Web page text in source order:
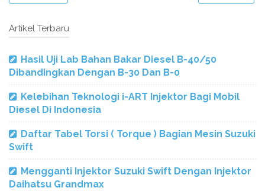
Artikel Terbaru
Hasil Uji Lab Bahan Bakar Diesel B-40/50
Dibandingkan Dengan B-30 Dan B-0
Kelebihan Teknologi i-ART Injektor Bagi Mobil
Diesel Di Indonesia
Daftar Tabel Torsi ( Torque ) Bagian Mesin Suzuki
Swift
Mengganti Injektor Suzuki Swift Dengan Injektor
Daihatsu Grandmax